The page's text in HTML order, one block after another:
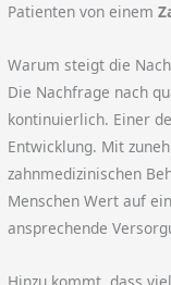
Patienten von einem
Warum steigt die
Die Nachfrage nach
kontinuierlich. Einer
Entwicklung. Mit
zahnmedizinischen
Menschen Wert auf
ansprechende